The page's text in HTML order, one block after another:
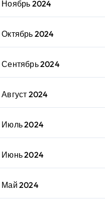
Ноябрь 2024
Октябрь 2024
Сентябрь 2024
Август 2024
Июль 2024
Июнь 2024
Май 2024